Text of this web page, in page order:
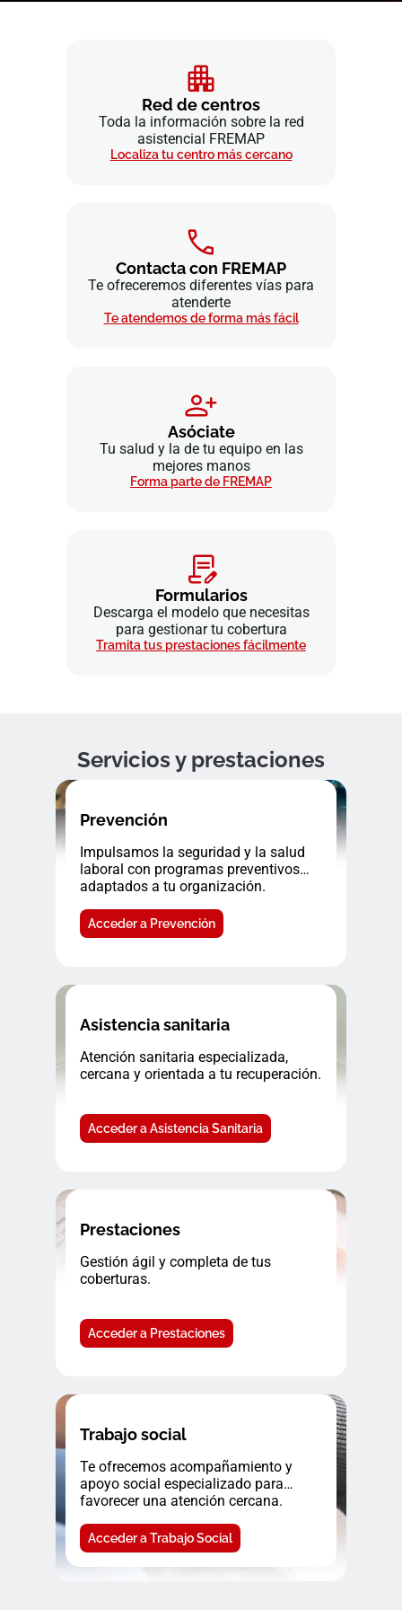
Red de centros
Toda la información sobre la red
asistencial FREMAP
Localiza tu centro más cercano
Contacta con FREMAP
Te ofreceremos diferentes vías para
atenderte
Te atendemos de forma más fácil
Asóciate
Tu salud y la de tu equipo en las
mejores manos
Forma parte de FREMAP
Formularios
Descarga el modelo que necesitas
para gestionar tu cobertura
Tramita tus prestaciones fácilmente
Servicios y prestaciones
Prevención
Impulsamos la seguridad y la salud
laboral con programas preventivos
adaptados a tu organización.
Acceder a Prevención
Asistencia sanitaria
Atención sanitaria especializada,
cercana y orientada a tu recuperación.
Acceder a Asistencia Sanitaria
Prestaciones
Gestión ágil y completa de tus
coberturas.
Acceder a Prestaciones
Trabajo social
Te ofrecemos acompañamiento y
apoyo social especializado para
favorecer una atención cercana.
Acceder a Trabajo Social